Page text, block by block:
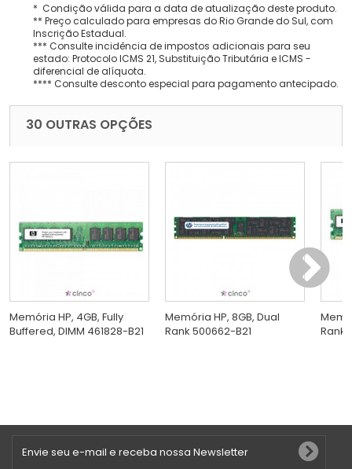
* Condição válida para a data de atualização deste produto.
** Preço calculado para empresas do Rio Grande do Sul, com
Inscrição Estadual.
*** Consulte incidência de impostos adicionais para seu
estado: Protocolo ICMS 21, Substituição Tributária e ICMS -
diferencial de alíquota.
**** Consulte desconto especial para pagamento antecipado.
30 OUTRAS OPÇÕES
Memória HP, 4GB, Fully
Buffered, DIMM 461828-B21
Memória HP, 8GB, Dual
Rank 500662-B21
Rank